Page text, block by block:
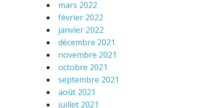
mars 2022
février 2022
janvier 2022
décembre 2021
novembre 2021
octobre 2021
septembre 2021
août 2021
juillet 2021